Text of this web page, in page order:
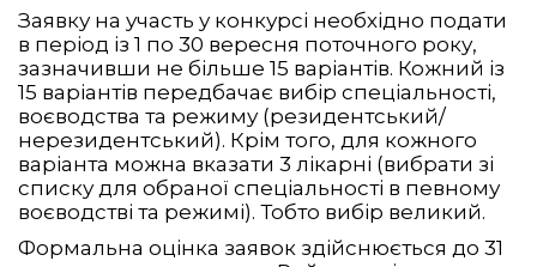
Заявку на участь у конкурсі необхідно подати
в період із 1 по 30 вересня поточного року,
зазначивши не більше 15 варіантів. Кожний із
15 варіантів передбачає вибір спеціальності,
воєводства та режиму (резидентський/
нерезидентський). Крім того, для кожного
варіанта можна вказати 3 лікарні (вибрати зі
списку для обраної спеціальності в певному
воєводстві та режимі). Тобто вибір великий.
Формальна оцінка заявок здійснюється до 31